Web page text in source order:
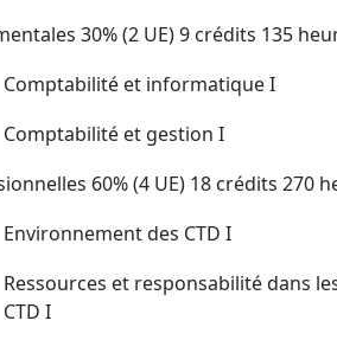
30% (2 UE) 9 crédits 135
Comptabilité et informatique I
Comptabilité et gestion I
60% (4 UE) 18 crédits 270
Environnement des CTD I
Ressources et responsabilité dans
CTD I